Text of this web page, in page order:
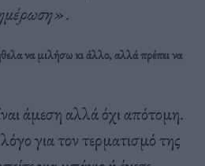
.
να μιλήσω κι άλλο, αλλά πρέπει να
άμεση αλλά όχι απότομη.
για τον τερματισμό της